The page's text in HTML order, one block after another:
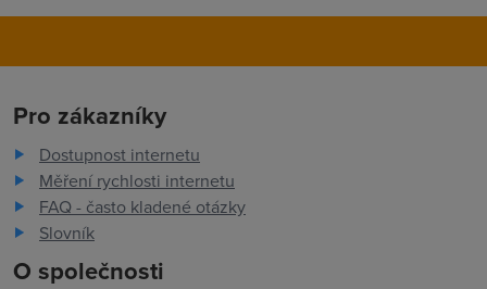
Pro zákazníky
Dostupnost internetu
Měření rychlosti internetu
FAQ - často kladené otázky
Slovník
O společnosti